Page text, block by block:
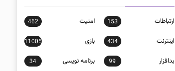
ارتباطات 153 امنيت 462
اينترنت 434 بازی 11005
بدافزار 99 برنامه نويسی 34